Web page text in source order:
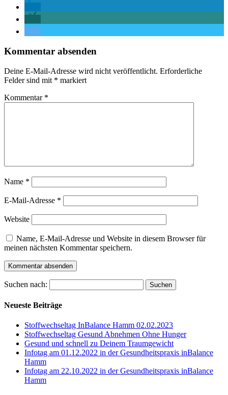
Kommentar absenden
Deine E-Mail-Adresse wird nicht veröffentlicht. Erforderliche
Felder sind mit * markiert
Kommentar *
Name *
E-Mail-Adresse *
Website
Name, E-Mail-Adresse und Website in diesem Browser für
meinen nächsten Kommentar speichern.
Suchen nach:
Neueste Beiträge
Stoffwechseltag InBalance Hamm 02.02.2023
Stoffwechseltag Gesund Abnehmen Ohne Hunger
Gesund und schnell zu Deinem Traumgewicht
Infotag am 01.12.2022 in der Gesundheitspraxis inBalance
Hamm
Infotag am 22.10.2022 in der Gesundheitspraxis inBalance
Hamm